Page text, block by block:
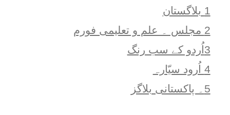
1 بلاگستان
2 مجلس ۔ علم و تعلیمی فورم
3اُردو کے سب رنگ
4 اُرود سیّارہ
5۔ پاکستانی بلاگز